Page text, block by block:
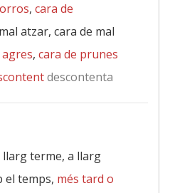
, cara de
atzar, cara de mal
, cara de prunes
descontenta
terme, a llarg
el temps, més tard o